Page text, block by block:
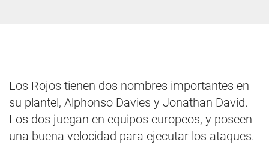
Los Rojos tienen dos nombres importantes en
su plantel, Alphonso Davies y Jonathan David.
Los dos juegan en equipos europeos, y poseen
una buena velocidad para ejecutar los ataques.